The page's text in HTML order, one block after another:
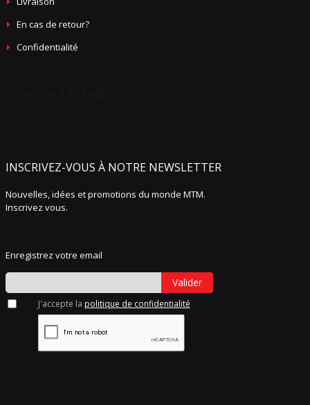
En cas de retour?
Confidentialité
INSCRIVEZ-VOUS À NOTRE NEWSLETTER
Nouvelles, idées et promotions du monde MTM.
Inscrivez vous.
Enregistrez votre email
Valider
J'accepte la politique de confidentialité